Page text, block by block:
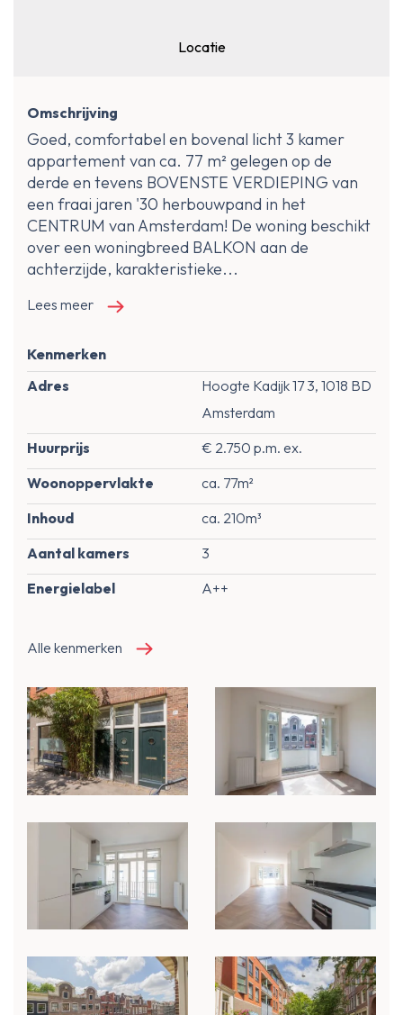
Locatie
Omschrijving
Goed, comfortabel en bovenal licht 3 kamer
appartement van ca. 77 m² gelegen op de
derde en tevens BOVENSTE VERDIEPING van
een fraai jaren '30 herbouwpand in het
CENTRUM van Amsterdam! De woning beschikt
over een woningbreed BALKON aan de
achterzijde, karakteristieke...
Lees meer
Kenmerken
Adres
Hoogte Kadijk 17 3, 1018 BD
Amsterdam
Huurprijs
€ 2.750 p.m. ex.
Woonoppervlakte
ca. 77m²
Inhoud
ca. 210m³
Aantal kamers
3
Energielabel
A++
Alle kenmerken